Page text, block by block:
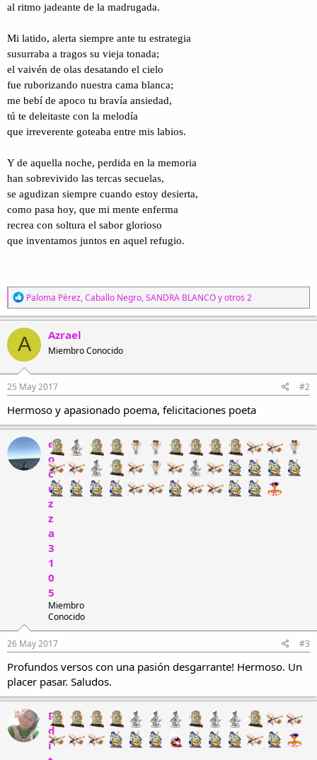
al ritmo jadeante de la madrugada.
Mi latido, alerta siempre ante tu estrategia
susurraba a tragos su vieja tonada;
el vaivén de olas desatando el cielo
fue ruborizando nuestra cama blanca;
me bebí de apoco tu bravía ansiedad,
tú te deleitaste con la melodía
que irreverente goteaba entre mis labios.
Y de aquella noche, perdida en la memoria
han sobrevivido las tercas secuelas,
se agudizan siempre cuando estoy desierta,
como pasa hoy, que mi mente enferma
recrea con soltura el sabor glorioso
que inventamos juntos en aquel refugio.
R
e
a
c
c
o
n
e
s
:
Paloma Pérez,Caballo Negro,SANDRA BLANCOy otros 2
A Azrael
Miembro Conocido
25 May 2017 #2
Hermoso y apasionado poema, felicitaciones poeta
c
o
c
u
z
z
a
3
1
0
5
Miembro
Conocido
26 May 2017 #3
Profundos versos con una pasión desgarrante! Hermoso. Un
placer pasar. Saludos.
E
d
i